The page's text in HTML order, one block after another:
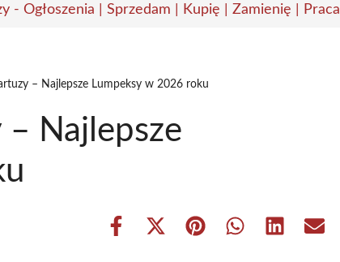
- Ogłoszenia | Sprzedam | Kupię | Zamienię | Praca
– Najlepsze Lumpeksy w 2026 roku
Najlepsze
Share
Share Share Share Share Share